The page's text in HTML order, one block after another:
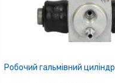
Робочий гальмівний циліндр